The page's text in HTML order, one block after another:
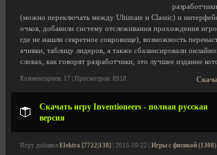
(можно переключать между Ultimate и Classic) и
очков, добавили систему отслеживания прохождения
где не нашли секретное сокровище), возможность
ачивки, таблицу лидеров, а также сбалансировали
словах, как говорят разработчики, это лучшее издание
Комментариев: 17 | Просмотров: 8918
Скачать игру Inventioneers - полная русская
версия
Игру добавил Elektra [7722|138] | 2015-10-22 | Игры с физикой (1308)